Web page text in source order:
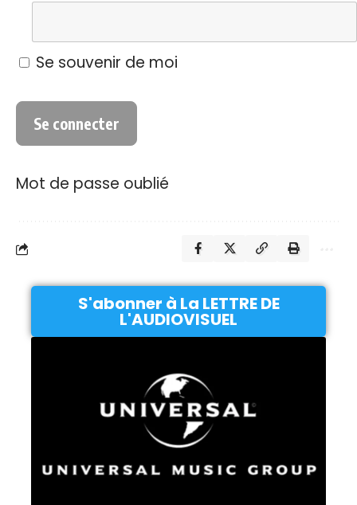
Se souvenir de moi
Mot de passe oublié
S'abonner à La LETTRE DE
L'AUDIOVISUEL